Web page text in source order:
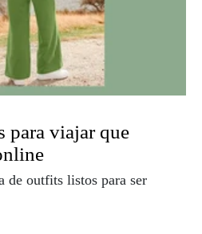
para viajar que
de outfits listos para ser